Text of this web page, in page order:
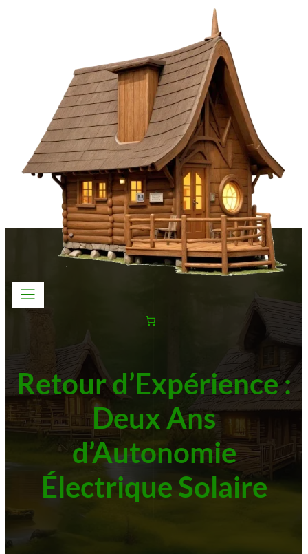
Retour d’Expérience :
Deux Ans
d’Autonomie
Électrique Solaire